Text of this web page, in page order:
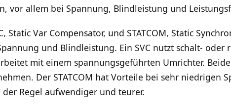
vor allem bei Spannung, Blindleistung und
Static Var Compensator, und STATCOM, Static
und Blindleistung. Ein SVC nutzt schalt- oder
mit einem spannungsgeführten Umrichter.
Der STATCOM hat Vorteile bei sehr niedrigen
Regel aufwendiger und teurer.